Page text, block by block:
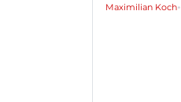
Maximilian Koch•